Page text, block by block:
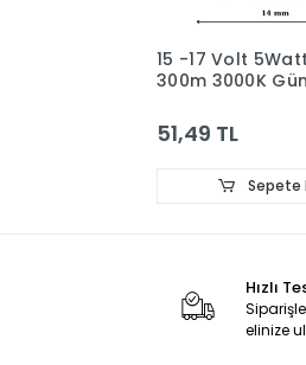
15 -17 Volt 5Watt
300m 3000K
51,49 TL
Sepete
Hızlı
elinize